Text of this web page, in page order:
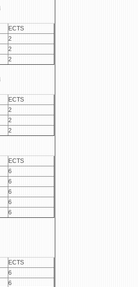
ECTS
2
2
2
ECTS
2
2
2
ECTS
6
6
6
6
6
ECTS
6
6